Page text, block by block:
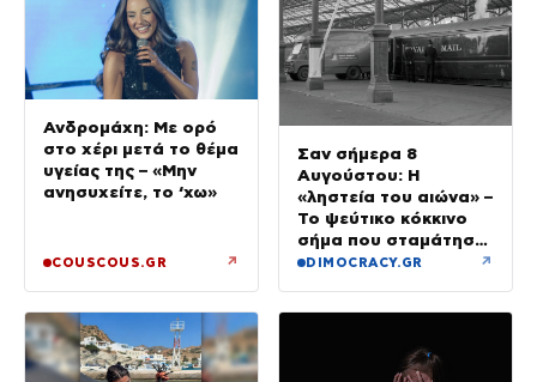
Ανδρομάχη: Με ορό
στο χέρι μετά το θέμα
υγείας της – «Μην
ανησυχείτε, το ‘χω»
COUSCOUS.GR ↗
Σαν σήμερα 8
Αυγούστου: Η
«ληστεία του αιώνα» –
Το ψεύτικο κόκκινο
σήμα που σταμάτησε
τρένο με 2,6 εκατ.
DIMOCRACY.GR ↗